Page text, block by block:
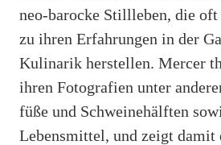
neo-barocke Stillleben, die oft
zu ihren Erfahrungen in der
Kulinarik herstellen. Mercer
ihren Fotografien unter
füße und Schweinehälften
Lebensmittel, und zeigt damit